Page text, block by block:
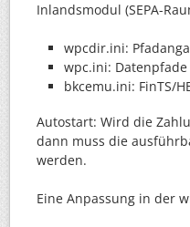
Inlandsmodul (SEPA-
wpcdir.ini:
wpc.ini: Datenpfade
bkcemu.ini: FinTS/
Autostart: Wird die
dann muss die
werden.
Eine Anpassung in der